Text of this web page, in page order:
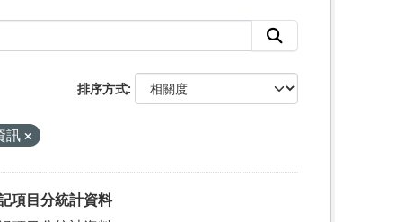
排序方式
訊
項目分統計資料